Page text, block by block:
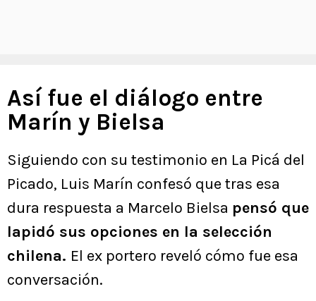
Así fue el diálogo entre
Marín y Bielsa
Siguiendo con su testimonio en La Picá del
Picado, Luis Marín confesó que tras esa
dura respuesta a Marcelo Bielsa pensó que
lapidó sus opciones en la selección
chilena. El ex portero reveló cómo fue esa
conversación.